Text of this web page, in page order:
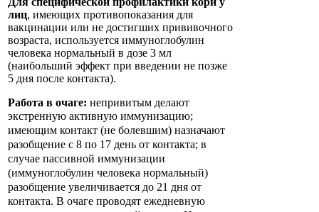
лиц, имеющих противопоказания для
вакцинации или не достигших прививочного
возраста, используется иммуноглобулин
человека нормальный в дозе 3 мл
(наибольший эффект при введении не позже
5 дня после контакта).
Работа в очаге: непривитым делают
экстренную активную иммунизацию;
имеющим контакт (не болевшим) назначают
разобщение с 8 по 17 день от контакта; в
случае пассивной иммунизации
(иммуноглобулин человека нормальный)
разобщение увеличивается до 21 дня от
контакта. В очаге проводят ежедневную